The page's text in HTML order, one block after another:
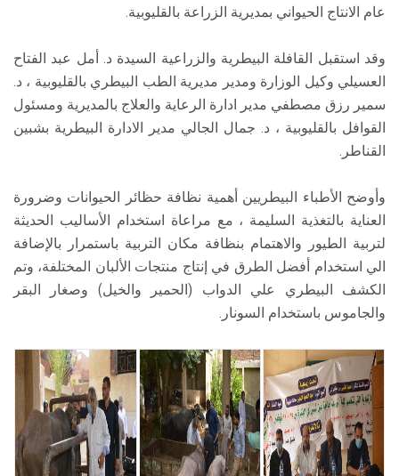
عام الانتاج الحيواني بمديرية الزراعة بالقليوبية.
وقد استقبل القافلة البيطرية والزراعية السيدة د. أمل عبد الفتاح
العسيلي وكيل الوزارة ومدير مديرية الطب البيطري بالقليوبية ، د.
سمير رزق مصطفي مدير ادارة الرعاية والعلاج بالمديرية ومسئول
القوافل بالقليوبية ، د. جمال الجالي مدير الادارة البيطرية بشبين
القناطر.
وأوضح الأطباء البيطريين أهمية نظافة حظائر الحيوانات وضرورة
العناية بالتغذية السليمة ، مع مراعاة استخدام الأساليب الحديثة
لتربية الطيور والاهتمام بنظافة مكان التربية باستمرار بالإضافة
الي استخدام أفضل الطرق في إنتاج منتجات الألبان المختلفة، وتم
الكشف البيطري علي الدواب (الحمير والخيل) وصغار البقر
والجاموس باستخدام السونار.